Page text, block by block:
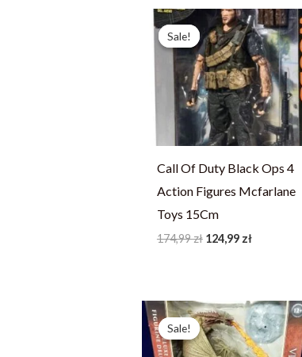
Sale!
Sale!
Call Of Duty Black Ops 4
Action Figures Mcfarlane
Toys 15Cm
174,99zł
Pierwotna
cena
wynosiła:
174,99 zł.
124,99 zł
Aktualna
cena
wynosi:
124,99 zł.
Sale!
Sale!
Pierwotna
cena
wynosiła:
239,39 zł.
Aktualna
cena
wynosi:
170,99 zł.